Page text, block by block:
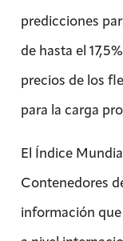
predicciones
de hasta el
precios de los
para la carga
El Índice
Contenedores
información